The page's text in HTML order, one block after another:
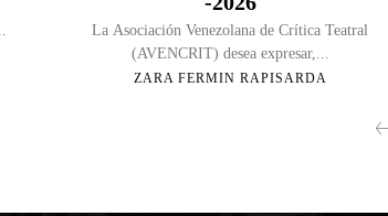
La Asociación Venezolana de Crítica Teatral
(AVENCRIT) desea expresar,...
ZARA FERMIN RAPISARDA